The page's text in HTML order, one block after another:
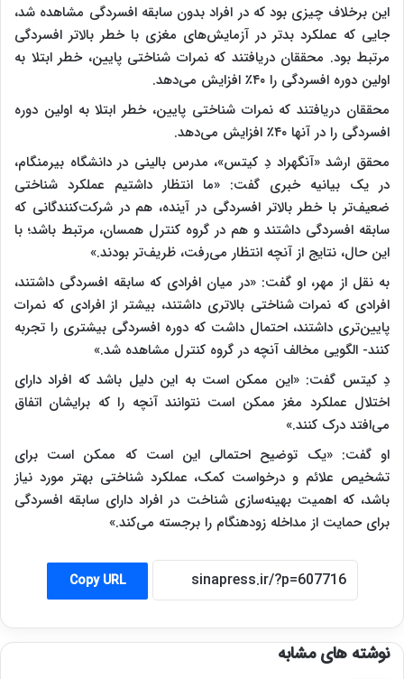
این برخلاف چیزی بود که در افراد بدون سابقه افسردگی مشاهده شد،
جایی که عملکرد بدتر در آزمایش‌های مغزی با خطر بالاتر افسردگی
مرتبط بود. محققان دریافتند که نمرات شناختی پایین، خطر ابتلا به
اولین دوره افسردگی را ۴۰٪ افزایش می‌دهد.
محققان دریافتند که نمرات شناختی پایین، خطر ابتلا به اولین دوره
افسردگی را در آنها ۴۰٪ افزایش می‌دهد.
محقق ارشد «آنگهراد دِ کیتس»، مدرس بالینی در دانشگاه بیرمنگام،
در یک بیانیه خبری گفت: «ما انتظار داشتیم عملکرد شناختی
ضعیف‌تر با خطر بالاتر افسردگی در آینده، هم در شرکت‌کنندگانی که
سابقه افسردگی داشتند و هم در گروه کنترل همسان، مرتبط باشد؛ با
این حال، نتایج از آنچه انتظار می‌رفت، ظریف‌تر بودند.»
به نقل از مهر، او گفت: «در میان افرادی که سابقه افسردگی داشتند،
افرادی که نمرات شناختی بالاتری داشتند، بیشتر از افرادی که نمرات
پایین‌تری داشتند، احتمال داشت که دوره افسردگی بیشتری را تجربه
کنند- الگویی مخالف آنچه در گروه کنترل مشاهده شد.»
دِ کیتس گفت: «این ممکن است به این دلیل باشد که افراد دارای
اختلال عملکرد مغز ممکن است نتوانند آنچه را که برایشان اتفاق
می‌افتد درک کنند.»
او گفت: «یک توضیح احتمالی این است که ممکن است برای
تشخیص علائم و درخواست کمک، عملکرد شناختی بهتر مورد نیاز
باشد، که اهمیت بهینه‌سازی شناخت در افراد دارای سابقه افسردگی
برای حمایت از مداخله زودهنگام را برجسته می‌کند.»
Copy URL
نوشته های مشابه